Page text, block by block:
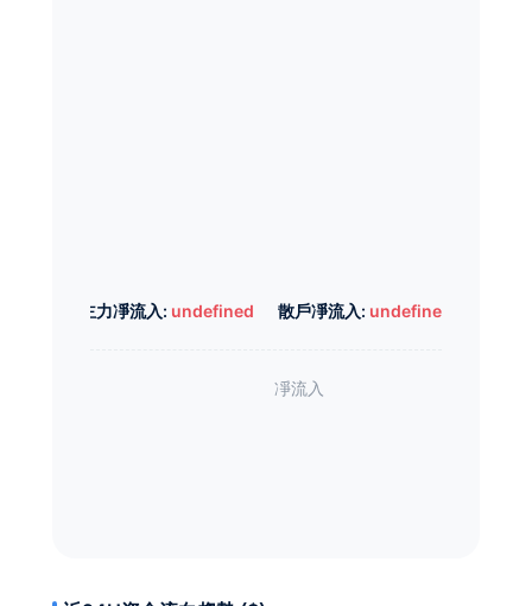
主力凈流入: undefined 散戶凈流入: undefined